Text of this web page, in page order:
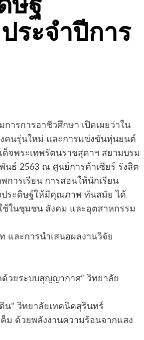
ระจำปีการ
ารการอาชีวศึกษา เปิดเผยว่าใน
คนรุ่นใหม่ และการแข่งขันหุ่นยนต์
จพระเทพรัตนราชสุดาฯ สยามบรม
นธ์ 2563 ณ ศูนย์การค้าเซียร์ รังสิต
ารเรียน การสอนให้นักเรียน
ประดิษฐ์ให้มีคุณภาพ ทันสมัย ได้
ช้ในชุมชน สังคม และอุตสาหกรรม
และการนำเสนอผลงานวิจัย
วยระบบสุญญากาศ” วิทยาลัย
น” วิทยาลัยเทคนิคสุรินทร์
ม ด้วยพลังงานความร้อนจากแสง